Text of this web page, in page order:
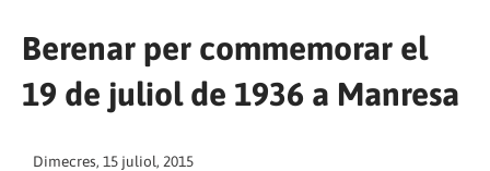
Berenar per commemorar el
19 de juliol de 1936 a Manresa
Dimecres, 15 juliol, 2015